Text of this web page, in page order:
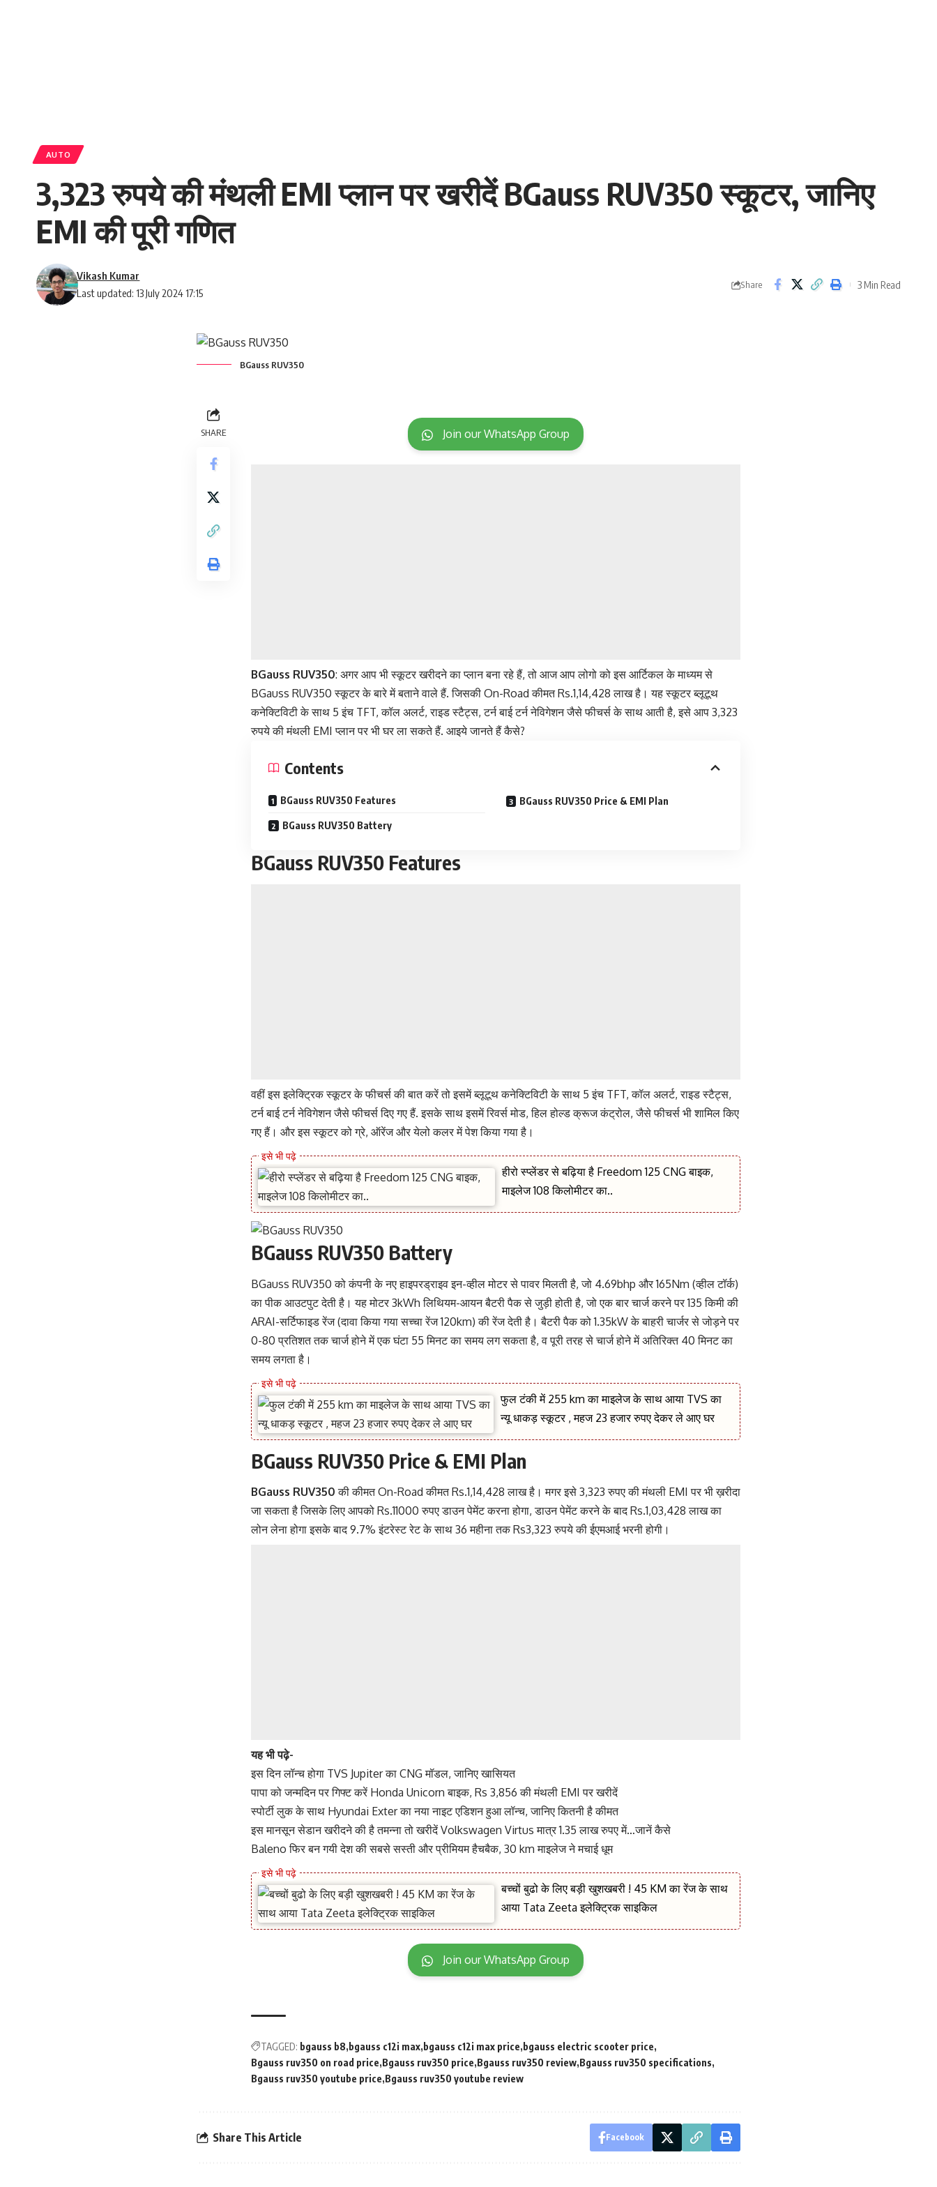
AUTO
3,323 रुपये की मंथली EMI प्लान पर खरीदें BGauss RUV350 स्कूटर, जानिए
EMI की पूरी गणित
Last updated: 13 July 2024 17:15
Vikash Kumar
Share 3 Min Read
BGauss RUV350
SHARE Join our WhatsApp Group
BGauss RUV350: अगर आप भी स्कूटर खरीदने का प्लान बना रहे हैं, तो आज आप लोगो को इस आर्टिकल के माध्यम से
BGauss RUV350 स्कूटर के बारे में बताने वाले हैं. जिसकी On-Road कीमत Rs.1,14,428 लाख है। यह स्कूटर ब्लूटूथ
कनेक्टिविटी के साथ 5 इंच TFT, कॉल अलर्ट, राइड स्टैट्स, टर्न बाई टर्न नेविगेशन जैसे फीचर्स के साथ आती है, इसे आप 3,323
रुपये की मंथली EMI प्लान पर भी घर ला सकते हैं. आइये जानते हैं कैसे?
Contents
BGauss RUV350 Features
BGauss RUV350 Battery
BGauss RUV350 Price & EMI Plan
BGauss RUV350 Features
वहीं इस इलेक्ट्रिक स्कूटर के फीचर्स की बात करें तो इसमें ब्लूटूथ कनेक्टिविटी के साथ 5 इंच TFT, कॉल अलर्ट, राइड स्टैट्स,
टर्न बाई टर्न नेविगेशन जैसे फीचर्स दिए गए हैं. इसके साथ इसमें रिवर्स मोड, हिल होल्ड क्रूज कंट्रोल, जैसे फीचर्स भी शामिल किए
गए हैं। और इस स्कूटर को ग्रे, ऑरेंज और येलो कलर में पेश किया गया है।
हीरो स्प्लेंडर से बढ़िया है Freedom 125 CNG बाइक,
माइलेज 108 किलोमीटर का..
BGauss RUV350 Battery
BGauss RUV350 को कंपनी के नए हाइपरड्राइव इन-व्हील मोटर से पावर मिलती है, जो 4.69bhp और 165Nm (व्हील टॉर्क)
का पीक आउटपुट देती है। यह मोटर 3kWh लिथियम-आयन बैटरी पैक से जुड़ी होती है, जो एक बार चार्ज करने पर 135 किमी की
ARAI-सर्टिफाइड रेंज (दावा किया गया सच्चा रेंज 120km) की रेंज देती है। बैटरी पैक को 1.35kW के बाहरी चार्जर से जोड़ने पर
0-80 प्रतिशत तक चार्ज होने में एक घंटा 55 मिनट का समय लग सकता है, व पूरी तरह से चार्ज होने में अतिरिक्त 40 मिनट का
समय लगता है।
फुल टंकी में 255 km का माइलेज के साथ आया TVS का
न्यू धाकड़ स्कूटर , महज 23 हजार रुपए देकर ले आए घर
BGauss RUV350 Price & EMI Plan
BGauss RUV350 की कीमत On-Road कीमत Rs.1,14,428 लाख है। मगर इसे 3,323 रुपए की मंथली EMI पर भी ख़रीदा
जा सकता है जिसके लिए आपको Rs.11000 रुपए डाउन पेमेंट करना होगा, डाउन पेमेंट करने के बाद Rs.1,03,428 लाख का
लोन लेना होगा इसके बाद 9.7% इंटरेस्ट रेट के साथ 36 महीना तक Rs3,323 रुपये की ईएमआई भरनी होगी।
यह भी पढ़े-
इस दिन लॉन्च होगा TVS Jupiter का CNG मॉडल, जानिए खासियत
पापा को जन्मदिन पर गिफ्ट करें Honda Unicorn बाइक, Rs 3,856 की मंथली EMI पर खरीदें
स्पोर्टी लुक के साथ Hyundai Exter का नया नाइट एडिशन हुआ लॉन्च, जानिए कितनी है कीमत
इस मानसून सेडान खरीदने की है तमन्ना तो खरीदें Volkswagen Virtus मात्र 1.35 लाख रुपए में…जानें कैसे
Baleno फिर बन गयी देश की सबसे सस्ती और प्रीमियम हैचबैक, 30 km माइलेज ने मचाई धूम
बच्चों बुढो के लिए बड़ी खुशखबरी ! 45 KM का रेंज के साथ
आया Tata Zeeta इलेक्ट्रिक साइकिल
Join our WhatsApp Group
TAGGED: bgauss b8 bgauss c12i max bgauss c12i max price bgauss electric scooter price
Bgauss ruv350 on road price Bgauss ruv350 price Bgauss ruv350 review Bgauss ruv350 specifications
Bgauss ruv350 youtube price Bgauss ruv350 youtube review
Share This Article Facebook